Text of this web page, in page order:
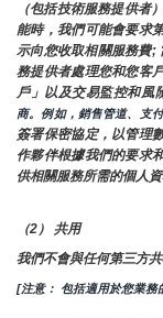
（包括技術服務提供者
能時，我們可能會要求
示向您收取相關服務費;
務提供者處理您和您客
戶」以及交易監控和風
商。例如，銷售管道、支
簽署保密協定，以管理
作夥伴根據我們的要求
供相關服務所需的個人
（2） 共用
我們不會與任何第三方
[注意： 包括適用於您業務